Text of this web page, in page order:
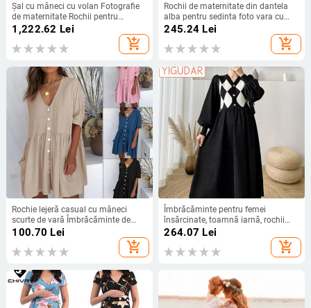
Şal cu mâneci cu volan Fotografie
de maternitate Rochii pentru
gravide șifon Rochii de maternitate
pentru ședință foto Rochii de
sarcină
1,222.62 Lei
add_shopping_cart
Rochii de maternitate din dantela
alba pentru sedinta foto vara cu
decolteu in V Rochie de dus pentru
bebelusi pentru sarcina femei
gravide fotografie rochii maxi
245.24 Lei
add_shopping_cart
Rochie lejeră casual cu mâneci
scurte de vară Îmbrăcăminte de
maternitate pentru femei
însărcinate Rochii Gravidas Rochie
de damă Rochii de sarcină
100.70 Lei
add_shopping_cart
Îmbrăcăminte pentru femei
însărcinate, toamnă iarnă, rochii
lungi din tricot, 2023, cu nasturi, cu
decolteu în V, model mozaic, rochie
de maternitate pentru femei,
264.07 Lei
add_shopping_cart